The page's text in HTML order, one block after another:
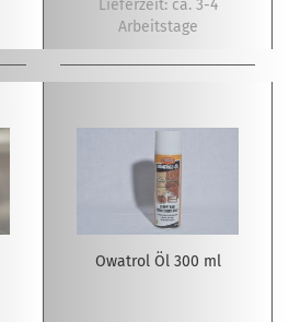
Lieferzeit: ca. 3-4
Arbeitstage
Owatrol Öl 300 ml